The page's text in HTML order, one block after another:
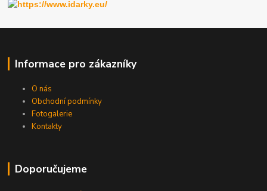
Informace pro zákazníky
O nás
Obchodní podmínky
Fotogalerie
Kontakty
Doporučujeme